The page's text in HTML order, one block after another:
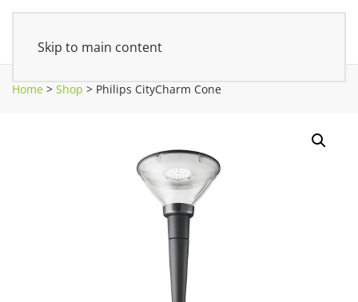
Skip to main content
Home > Shop > Philips CityCharm Cone